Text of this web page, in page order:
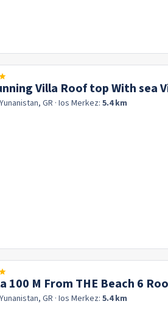
Villa Roof top With sea
GR · Ios Merkez: 5.4 km
100 M From THE Beach 6
GR · Ios Merkez: 5.4 km